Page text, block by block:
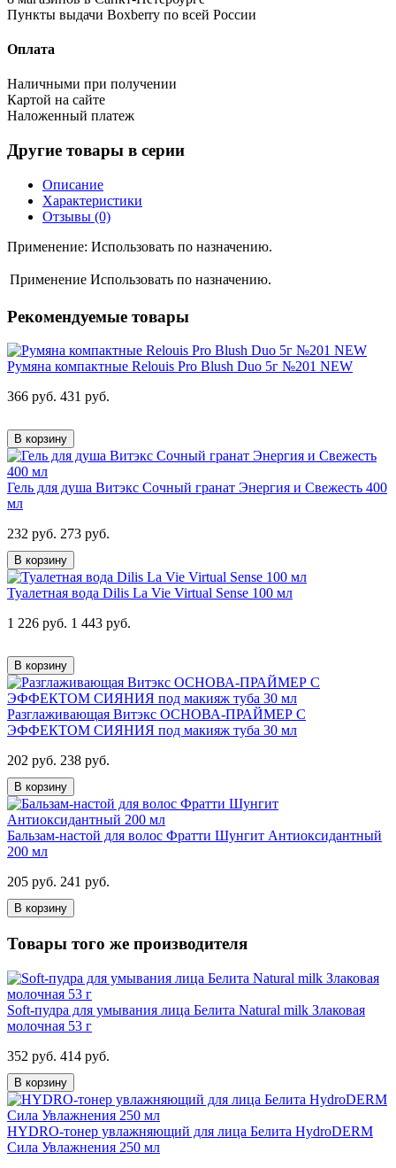
Пункты выдачи Boxberry по всей России
Оплата
Наличными при получении
Картой на сайте
Наложенный платеж
Другие товары в серии
Описание
Характеристики
Отзывы (0)
Применение: Использовать по назначению.
Применение Использовать по назначению.
Рекомендуемые товары
Румяна компактные Relouis Pro Blush Duo 5г №201 NEW
366 руб. 431 руб.
В корзину
Гель для душа Витэкс Сочный гранат Энергия и Свежесть 400
мл
232 руб. 273 руб.
В корзину
Туалетная вода Dilis La Vie Virtual Sense 100 мл
1 226 руб. 1 443 руб.
В корзину
Разглаживающая Витэкс ОСНОВА-ПРАЙМЕР С
ЭФФЕКТОМ СИЯНИЯ под макияж туба 30 мл
202 руб. 238 руб.
В корзину
Бальзам-настой для волос Фратти Шунгит Антиоксидантный
200 мл
205 руб. 241 руб.
В корзину
Товары того же производителя
Soft-пудра для умывания лица Белита Natural milk Злаковая
молочная 53 г
352 руб. 414 руб.
В корзину
HYDRO-тонер увлажняющий для лица Белита HydroDERM
Сила Увлажнения 250 мл